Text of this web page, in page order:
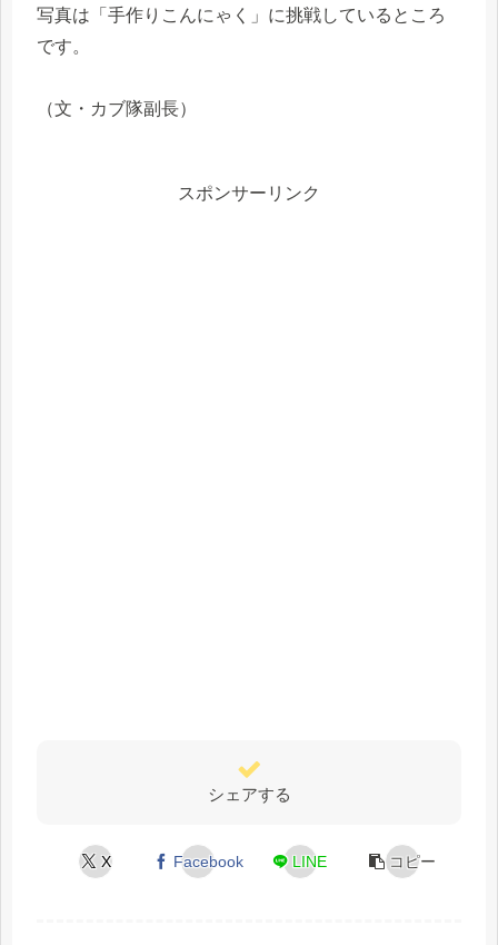
写真は「手作りこんにゃく」に挑戦しているところ
です。
（文・カブ隊副長）
スポンサーリンク
シェアする
X Facebook LINE コピー